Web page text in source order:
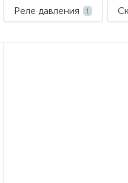
Реле давления 1